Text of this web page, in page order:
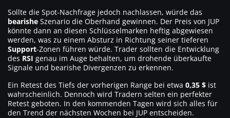
Sollte die Spot-Nachfrage jedoch nachlassen, würde das
bearishe Szenario die Oberhand gewinnen. Der Preis von JUP
könnte dann an diesen Schlüsselmarken heftig abgewiesen
werden, was zu einem Absturz in Richtung seiner tieferen
Support-Zonen führen würde. Trader sollten die Entwicklung
des RSI genau im Auge behalten, um drohende überkaufte
Signale und bearishe Divergenzen zu erkennen.
Ein Retest des Tiefs der vorherigen Range bei etwa 0,35 $ ist
wahrscheinlich. Dennoch wird Tradern selten ein perfekter
Retest geboten. In den kommenden Tagen wird sich alles für
den Trend der nächsten Wochen bei JUP entscheiden.